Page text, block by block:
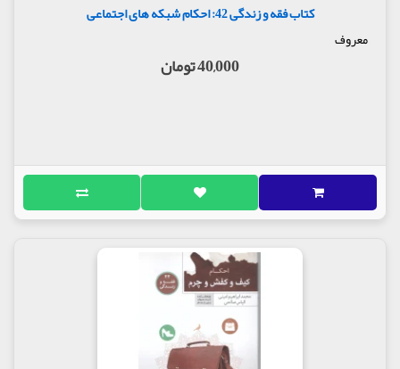
کتاب فقه و زندگی 42: احکام شبکه های اجتماعی
معروف
40,000 تومان